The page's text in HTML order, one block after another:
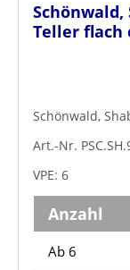
Schönwald,
Teller flach
Schönwald,
Art.-Nr.
VPE: 6
Anzahl
Ab 6